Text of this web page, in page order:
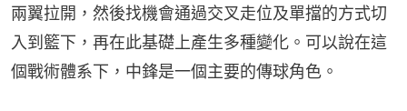
兩翼拉開，然後找機會通過交叉走位及單擋的方式切
入到籃下，再在此基礎上產生多種變化。可以說在這
個戰術體系下，中鋒是一個主要的傳球角色。